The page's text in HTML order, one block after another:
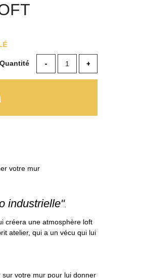
Quantité
votre mur
industrielle".
créera une atmosphère loft
atelier, qui a un vécu qui lui
votre mur pour lui donner